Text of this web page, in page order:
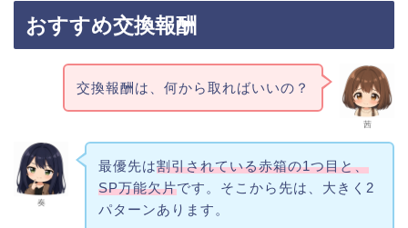
おすすめ交換報酬
茜
交換報酬は、何から取ればいいの？
奏
最優先は割引されている赤箱の1つ目と、
SP万能欠片です。そこから先は、大きく2
パターンあります。